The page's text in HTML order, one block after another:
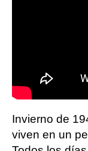
Invierno de
viven en un